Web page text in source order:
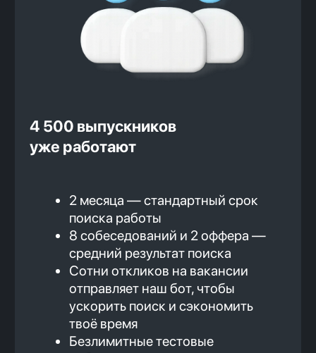
Получаешь зарплату и начинаешь
платить вторую часть за обучение
Вот как это работает:
Ты вносишь предварительный
платеж за обучение
Завершаешь основную часть курса
Готовишься к поиску работы,
проходишь тестовые
собеседования
Ходишь на интервью, получаешь
оффер
Устраиваешься на работу
Оплата большей части курса